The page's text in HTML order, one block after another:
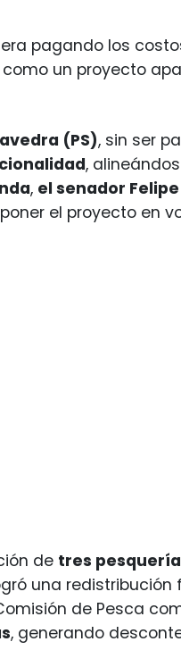
pagando los
un proyecto
(PS), sin ser
,
, el senador
el proyecto en
de tres
una redistribución
de Pesca
, generando